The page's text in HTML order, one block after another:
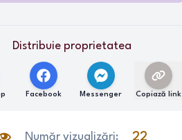
Distribuie proprietatea
Facebook Messenger Copiază link
Număr vizualizări: 22